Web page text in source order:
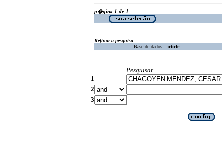
p�gina 1 de 1
Refinar a pesquisa
Base de dados : article
Pesquisar
1
2
3